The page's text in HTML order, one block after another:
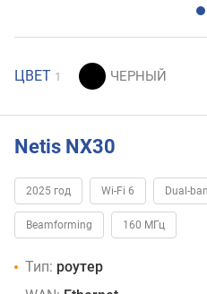
ЦВЕТ 1
Netis NX30
2025 год Wi-Fi 6 Dual-
Beamforming 160 МГц
Тип: роутер